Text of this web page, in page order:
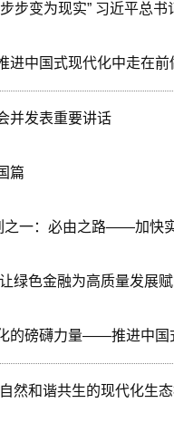
步变为现实” 习近平总书
进中国式现代化中走在
并发表重要讲话
篇
之一：必由之路——加快
绿色金融为高质量发展
的磅礴力量——推进中
然和谐共生的现代化生